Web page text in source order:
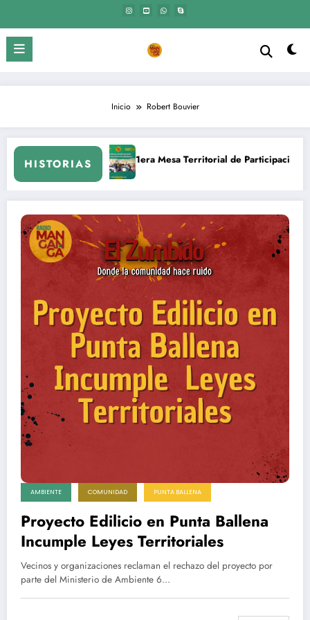
contenido
Inicio Robert Bouvier
HISTORIAS
AMBIENTE COMUNIDAD PUNTA BALLENA
Proyecto Edilicio en Punta Ballena
Incumple Leyes Territoriales
Vecinos y organizaciones reclaman el rechazo del proyecto por
parte del Ministerio de Ambiente 6…